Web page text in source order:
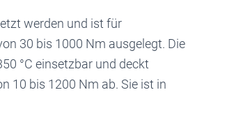
werden und ist für
30 bis 1000 Nm ausgelegt. Die
°C einsetzbar und deckt
10 bis 1200 Nm ab. Sie ist in